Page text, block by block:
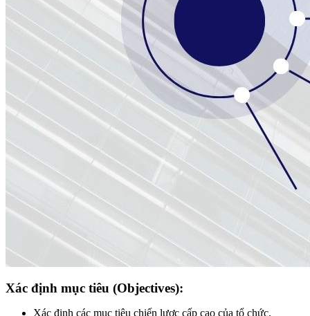
Xác định mục tiêu (Objectives):
Xác định các mục tiêu chiến lược cấp cao của tổ chức.